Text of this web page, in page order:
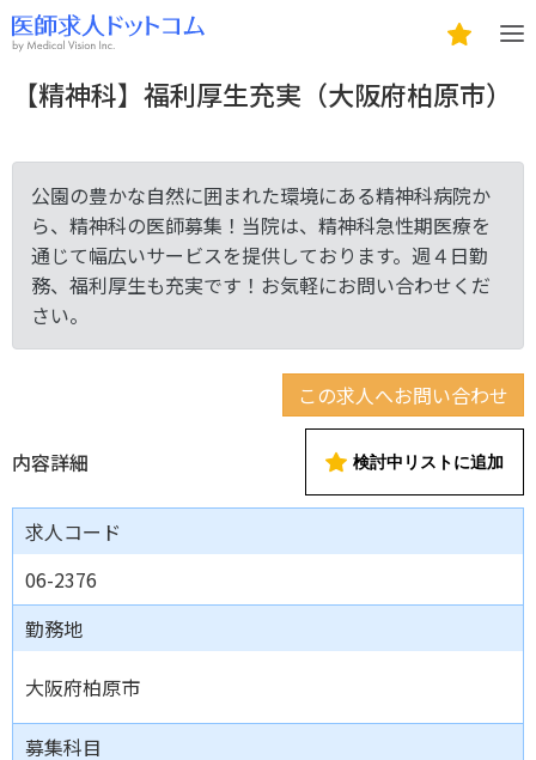
【精神科】福利厚生充実（大阪府柏原市）
公園の豊かな自然に囲まれた環境にある精神科病院か
ら、精神科の医師募集！当院は、精神科急性期医療を
通じて幅広いサービスを提供しております。週４日勤
務、福利厚生も充実です！お気軽にお問い合わせくだ
さい。
この求人へお問い合わせ
内容詳細 検討中リストに追加
求人コード
06-2376
勤務地
大阪府柏原市
募集科目